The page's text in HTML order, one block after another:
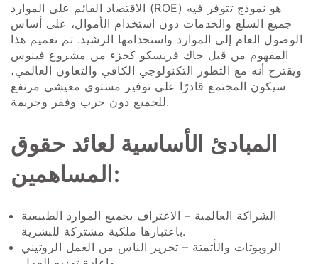
الاقتصاد القائم على الموارد (ROE) هو نموذج تتوفر فيه
جميع السلع والخدمات دون استخدام الأموال، على أساس
الوصول العام إلى الموارد واستخدامها الرشيد. تم تعميم هذا
المفهوم من قبل جاك فريسكو كجزء من مشروع فينوس
ويقترح أنه مع التطور التكنولوجي الكافي والتعاون العالمي،
سيكون المجتمع قادرًا على توفير مستوى معيشي مرتفع
للجميع دون حرب وفقر وجريمة.
المبادئ الأساسية لعائد حقوق
المساهمين:
الشراكة العالمية – الاعتراف بجميع الموارد الطبيعية
باعتبارها ملكية مشتركة للبشرية.
الروبوتات والأتمتة – تحرير الناس من العمل الروتيني